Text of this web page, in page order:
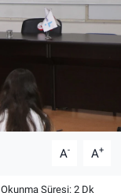
A- A+
Okunma Süresi: 2 Dk